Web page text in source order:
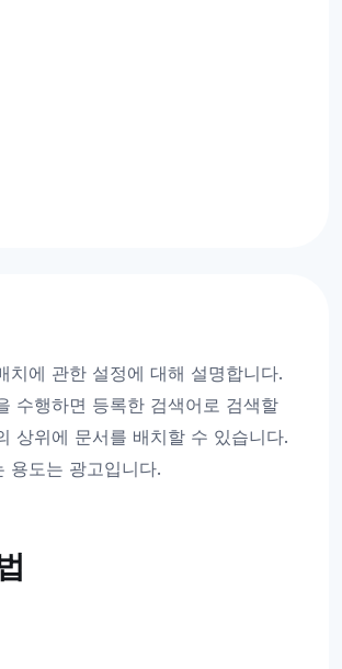
치에 관한 설정에 대해 설명합니다.
수행하면 등록한 검색어로 검색할
상위에 문서를 배치할 수 있습니다.
용도는 광고입니다.